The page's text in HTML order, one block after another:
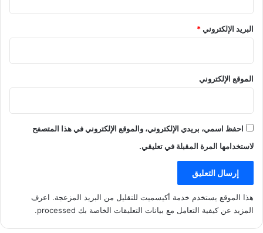
البريد الإلكتروني*
الموقع الإلكتروني
احفظ اسمي، بريدي الإلكتروني، والموقع الإلكتروني في هذا المتصفح
لاستخدامها المرة المقبلة في تعليقي.
هذا الموقع يستخدم خدمة أكيسميت للتقليل من البريد المزعجة. اعرف
المزيد عن كيفية التعامل مع بيانات التعليقات الخاصة بك processed
.